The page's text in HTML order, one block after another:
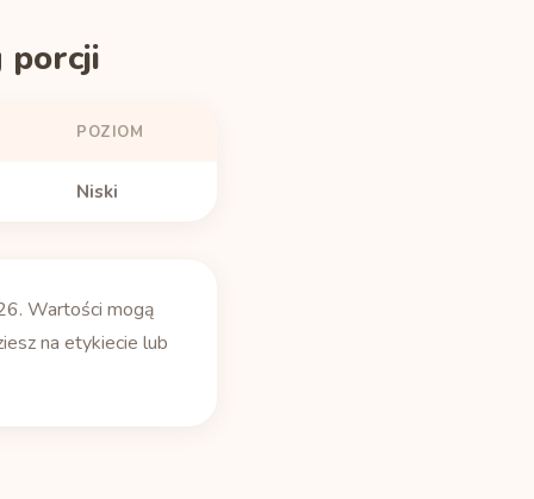
porcji
POZIOM
Niski
Wartości mogą
na etykiecie lub